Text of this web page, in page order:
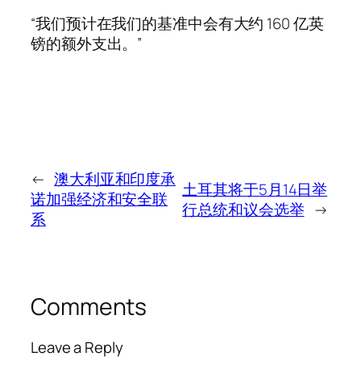
“我们预计在我们的基准中会有大约 160 亿英
镑的额外支出。”
← 澳大利亚和印度承
诺加强经济和安全联
系
土耳其将于5月14日举
行总统和议会选举 →
Comments
Leave a Reply